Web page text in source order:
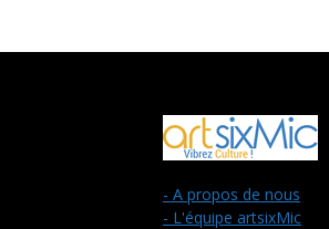
- A propos de nous
- L'équipe artsixMic